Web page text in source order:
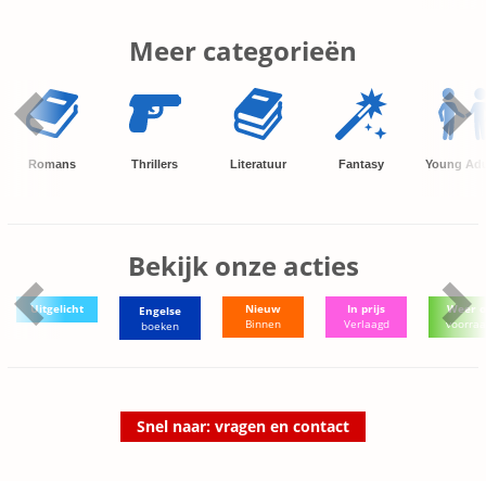
Meer categorieën
Romans Thrillers Literatuur Fantasy Young
Bekijk onze acties
Uitgelicht
Engelse
boeken
Nieuw
Binnen
In prijs
Verlaagd
Weer
Snel naar: vragen en contact